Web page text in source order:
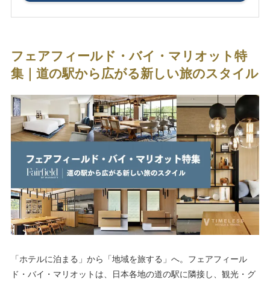
フェアフィールド・バイ・マリオット特
集｜道の駅から広がる新しい旅のスタイル
「ホテルに泊まる」から「地域を旅する」へ。フェアフィール
ド・バイ・マリオットは、日本各地の道の駅に隣接し、観光・グ